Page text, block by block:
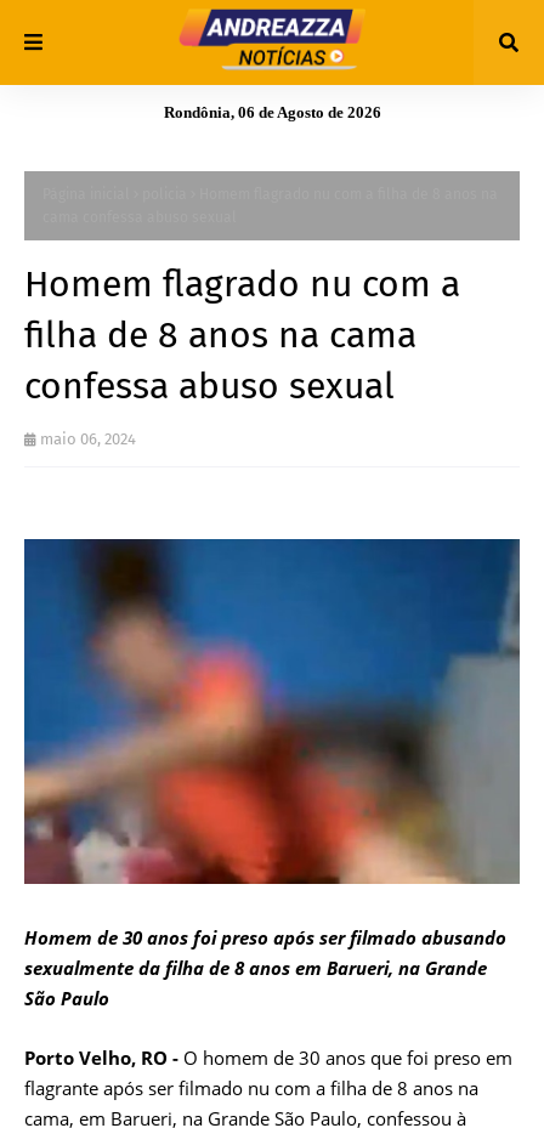
Rondônia, 06 de Agosto de 2026
Homem flagrado nu com a
filha de 8 anos na cama
confessa abuso sexual
maio 06, 2024
Homem de 30 anos foi preso após ser filmado abusando
sexualmente da filha de 8 anos em Barueri, na Grande
São Paulo
Porto Velho, RO - O homem de 30 anos que foi preso em
flagrante após ser filmado nu com a filha de 8 anos na
cama, em Barueri, na Grande São Paulo, confessou à